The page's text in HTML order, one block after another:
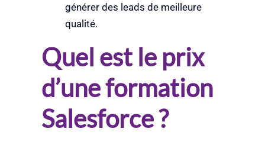
générer des leads de meilleure
qualité.
Quel est le prix
d’une formation
Salesforce ?